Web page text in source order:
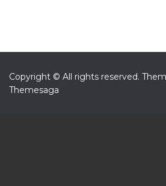
Copyright © All rights reserved.
Themesaga